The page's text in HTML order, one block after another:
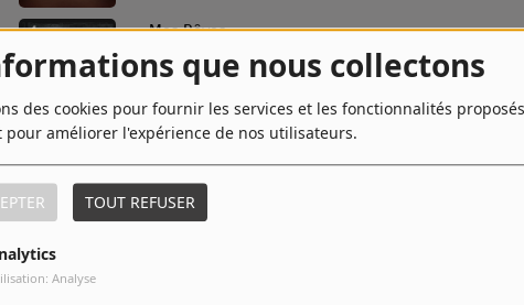
que nous collectons
des cookies pour fournir les services et les fonctionnalités
pour améliorer l'expérience de nos utilisateurs.
TOUT REFUSER
Analyse
4 Mes Rêves
6 Avoir La Vie Devant Soi
8